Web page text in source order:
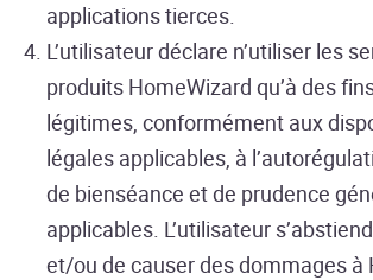
applications tierces.
L’utilisateur déclare n’utiliser les
produits HomeWizard qu’à des
légitimes, conformément aux
légales applicables, à
de bienséance et de prudence
applicables. L’utilisateur
et/ou de causer des dommages à